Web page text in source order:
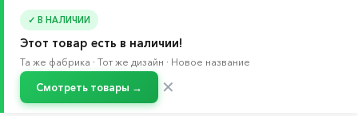
✓ В НАЛИЧИИ
Этот товар есть в наличии!
Та же фабрика · Тот же дизайн · Новое название
Смотреть товары → ✕